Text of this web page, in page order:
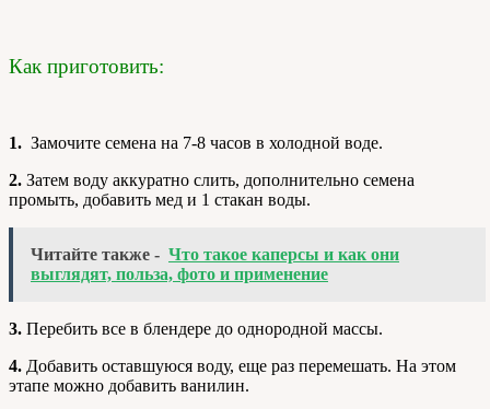
Как приготовить:
1. Замочите семена на 7-8 часов в холодной воде.
2. Затем воду аккуратно слить, дополнительно семена
промыть, добавить мед и 1 стакан воды.
Читайте также - Что такое каперсы и как они
выглядят, польза, фото и применение
3. Перебить все в блендере до однородной массы.
4. Добавить оставшуюся воду, еще раз перемешать. На этом
этапе можно добавить ванилин.